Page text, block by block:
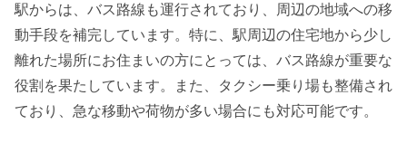
駅からは、バス路線も運行されており、周辺の地域への移
動手段を補完しています。特に、駅周辺の住宅地から少し
離れた場所にお住まいの方にとっては、バス路線が重要な
役割を果たしています。また、タクシー乗り場も整備され
ており、急な移動や荷物が多い場合にも対応可能です。